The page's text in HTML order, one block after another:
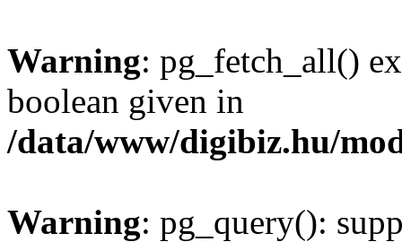
Warning: pg_fetch_all()
boolean given in
/data/www/digibiz.hu/
Warning: pg_query():